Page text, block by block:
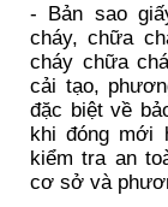
- Bản sao
cháy, chữa
cháy chữa
cải tạo,
đặc biệt về
khi đóng mới
kiểm tra an
cơ sở và